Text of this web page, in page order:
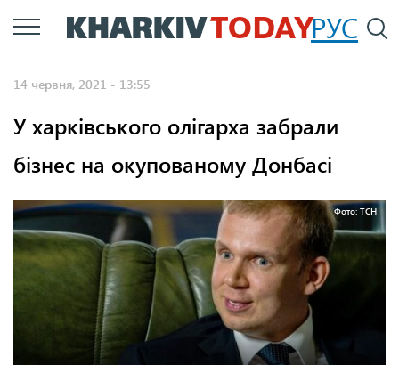
Перейти
до
РУС
14 червня, 2021 - 13:55
У харківського олігарха забрали
бізнес на окупованому Донбасі
Фото: ТСН